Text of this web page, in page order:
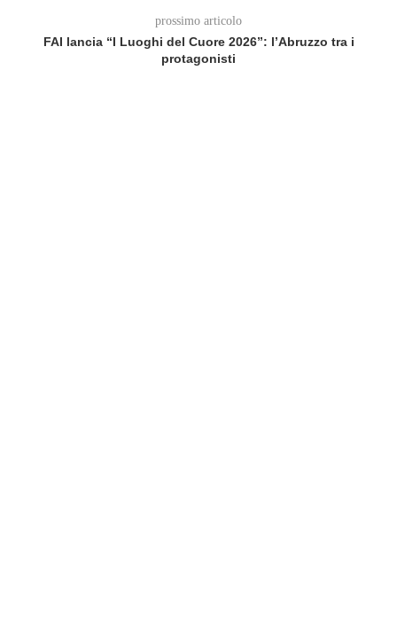
prossimo articolo
FAI lancia “I Luoghi del Cuore 2026”: l’Abruzzo tra i
protagonisti